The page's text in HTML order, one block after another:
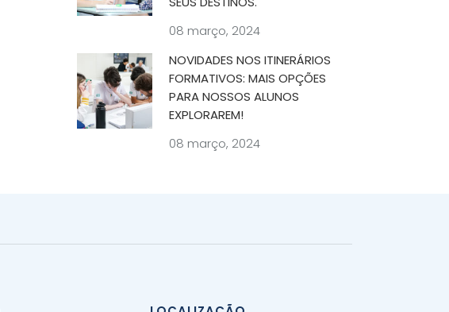
08 março, 2024
NOVIDADES NOS ITINERÁRIOS
FORMATIVOS: MAIS OPÇÕES
PARA NOSSOS ALUNOS
EXPLORAREM!
08 março, 2024